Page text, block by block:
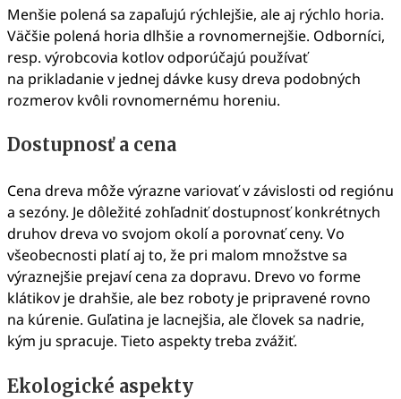
Menšie polená sa zapaľujú rýchlejšie, ale aj rýchlo horia.
Väčšie polená horia dlhšie a rovnomernejšie. Odborníci,
resp. výrobcovia kotlov odporúčajú používať
na prikladanie v jednej dávke kusy dreva podobných
rozmerov kvôli rovnomernému horeniu.
Dostupnosť a cena
Cena dreva môže výrazne variovať v závislosti od regiónu
a sezóny. Je dôležité zohľadniť dostupnosť konkrétnych
druhov dreva vo svojom okolí a porovnať ceny. Vo
všeobecnosti platí aj to, že pri malom množstve sa
výraznejšie prejaví cena za dopravu. Drevo vo forme
klátikov je drahšie, ale bez roboty je pripravené rovno
na kúrenie. Guľatina je lacnejšia, ale človek sa nadrie,
kým ju spracuje. Tieto aspekty treba zvážiť.
Ekologické aspekty